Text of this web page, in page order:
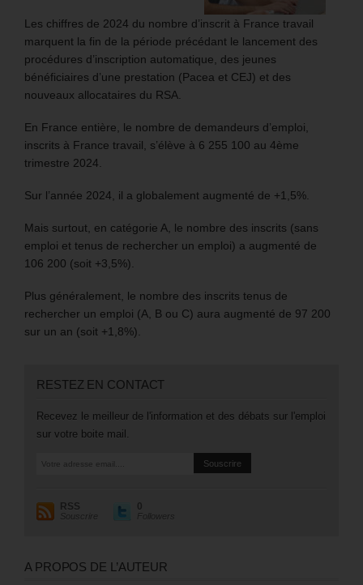
Les chiffres de 2024 du nombre d’inscrit à France travail
marquent la fin de la période précédant le lancement des
procédures d’inscription automatique, des jeunes
bénéficiaires d’une prestation (Pacea et CEJ) et des
nouveaux allocataires du RSA.
En France entière, le nombre de demandeurs d’emploi,
inscrits à France travail, s’élève à 6 255 100 au 4ème
trimestre 2024.
Sur l’année 2024, il a globalement augmenté de +1,5%.
Mais surtout, en catégorie A, le nombre des inscrits (sans
emploi et tenus de rechercher un emploi) a augmenté de
106 200 (soit +3,5%).
Plus généralement, le nombre des inscrits tenus de
rechercher un emploi (A, B ou C) aura augmenté de 97 200
sur un an (soit +1,8%).
RESTEZ EN CONTACT
Recevez le meilleur de l'information et des débats sur l'emploi
sur votre boite mail.
RSS
Souscrire
0
Followers
A PROPOS DE L’AUTEUR